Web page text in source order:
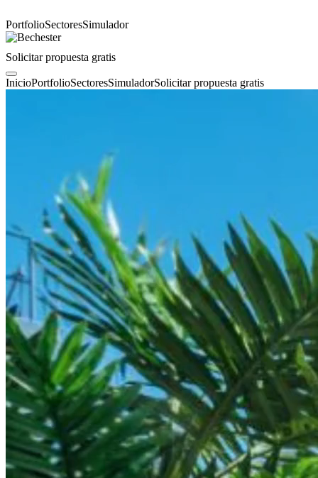
PortfolioSectoresSimulador
Solicitar propuesta gratis
InicioPortfolioSectoresSimuladorSolicitar propuesta gratis